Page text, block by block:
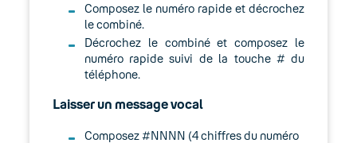
Composez le numéro rapide et décrochez
le combiné.
Décrochez le combiné et composez le
numéro rapide suivi de la touche # du
téléphone.
Laisser un message vocal
Composez #NNNN (4 chiffres du numéro